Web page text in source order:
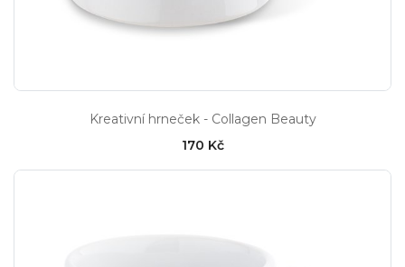
Kreativní hrneček - Collagen Beauty
170 Kč